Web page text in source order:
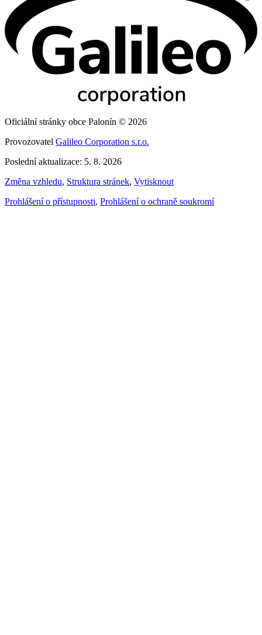
Oficiální stránky obce Palonín © 2026
Provozovatel Galileo Corporation s.r.o.
Poslední aktualizace: 5. 8. 2026
Změna vzhledu, Struktura stránek, Vytisknout
Prohlášení o přístupnosti, Prohlášení o ochraně soukromí